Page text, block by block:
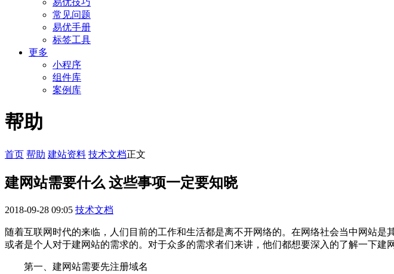
易优技巧
常见问题
易优手册
标签工具
更多
小程序
组件库
案例库
帮助
首页 帮助 建站资料 技术文档正文
建网站需要什么 这些事项一定要知晓
2018-09-28 09:05 技术文档
随着互联网时代的来临，人们目前的工作和生活都是离不开网络的。在网络社会当中网站
或者是个人对于建网站的需求的。对于众多的需求者们来讲，他们都想要深入的了解一下建
第一、建网站需要先注册域名